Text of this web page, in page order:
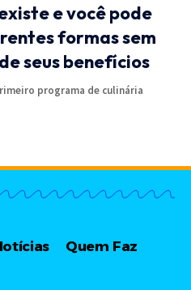
e você pode
formas sem
seus benefícios
programa de culinária
Quem Faz